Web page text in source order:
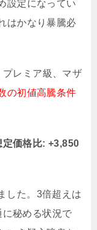
設定になってい
はかなり暴騰必
レミア級、マザ
の初値高騰条件
価格比: +3,850
した。3倍超えは
秘める状況で